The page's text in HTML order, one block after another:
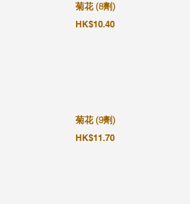
菊花 (8劑)
HK$10.40
菊花 (9劑)
HK$11.70